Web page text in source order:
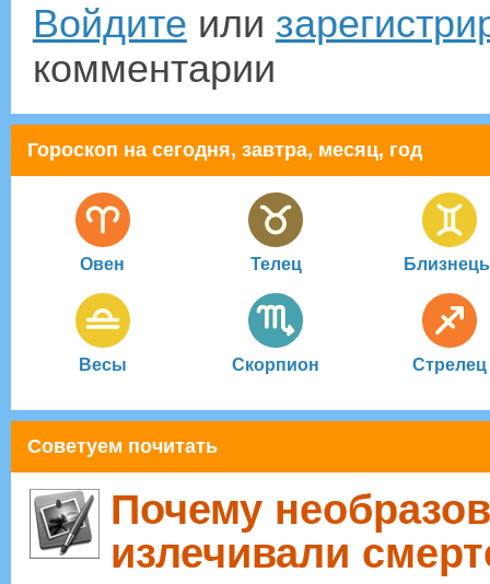
Войдите или
комментарии
Гороскоп на сегодня, завтра, месяц, год
Овен Телец
Весы Скорпион Стрелец
Советуем почитать
Почему
излечивали